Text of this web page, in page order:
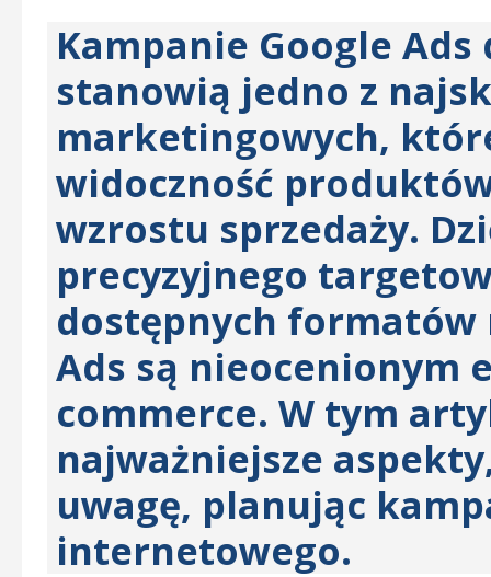
Kampanie Google
stanowią jedno z
marketingowych,
widoczność
wzrostu sprzedaży.
precyzyjnego
dostępnych
Ads są nieocenionym
commerce. W tym
najważniejsze
uwagę, planując
internetowego.